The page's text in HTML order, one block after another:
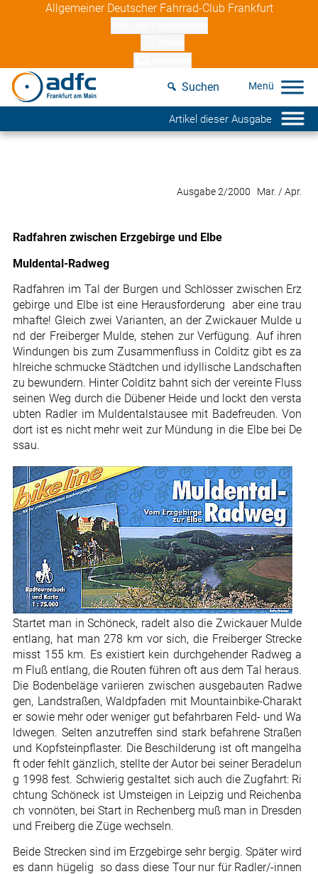
Allgemeiner Deutscher Fahrrad-Club Frankfurt
Suchen
Artikel dieser Ausgabe
Ausgabe 2/2000 Mar. / Apr.
Radfahren zwischen Erzgebirge und Elbe
Muldental-Radweg
Radfahren im Tal der Burgen und Schlösser zwischen Erz
gebirge und Elbe ist eine Herausforderung  aber eine trau
mhafte! Gleich zwei Varianten, an der Zwickauer Mulde u
nd der Freiberger Mulde, stehen zur Verfügung. Auf ihren
Windungen bis zum Zusammenfluss in Colditz gibt es za
hlreiche schmucke Städtchen und idyllische Landschaften
zu bewundern. Hinter Colditz bahnt sich der vereinte Fluss
seinen Weg durch die Dübener Heide und lockt den versta
ubten Radler im Muldentalstausee mit Badefreuden. Von
dort ist es nicht mehr weit zur Mündung in die Elbe bei De
ssau.
Startet man in Schöneck, radelt also die Zwickauer Mulde
entlang, hat man 278 km vor sich, die Freiberger Strecke
misst 155 km. Es existiert kein durchgehender Radweg a
m Fluß entlang, die Routen führen oft aus dem Tal heraus.
Die Bodenbeläge variieren zwischen ausgebauten Radwe
gen, Landstraßen, Waldpfaden mit Mountainbike-Charakt
er sowie mehr oder weniger gut befahrbaren Feld- und Wa
ldwegen. Selten anzutreffen sind stark befahrene Straßen
und Kopfsteinpflaster. Die Beschilderung ist oft mangelha
ft oder fehlt gänzlich, stellte der Autor bei seiner Beradelun
g 1998 fest. Schwierig gestaltet sich auch die Zugfahrt: Ri
chtung Schöneck ist Umsteigen in Leipzig und Reichenba
ch vonnöten, bei Start in Rechenberg muß man in Dresden
und Freiberg die Züge wechseln.
Beide Strecken sind im Erzgebirge sehr bergig. Später wird
es dann hügelig  so dass diese Tour nur für Radler/-innen